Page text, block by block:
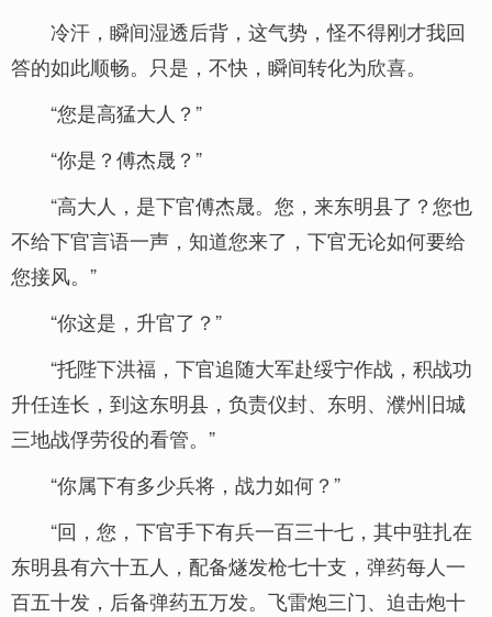
冷汗，瞬间湿透后背，这气势，怪不得刚才我回
答的如此顺畅。只是，不快，瞬间转化为欣喜。
“您是高猛大人？”
“你是？傅杰晟？”
“高大人，是下官傅杰晟。您，来东明县了？您也
不给下官言语一声，知道您来了，下官无论如何要给
您接风。”
“你这是，升官了？”
“托陛下洪福，下官追随大军赴绥宁作战，积战功
升任连长，到这东明县，负责仪封、东明、濮州旧城
三地战俘劳役的看管。”
“你属下有多少兵将，战力如何？”
“回，您，下官手下有兵一百三十七，其中驻扎在
东明县有六十五人，配备燧发枪七十支，弹药每人一
百五十发，后备弹药五万发。飞雷炮三门、迫击炮十